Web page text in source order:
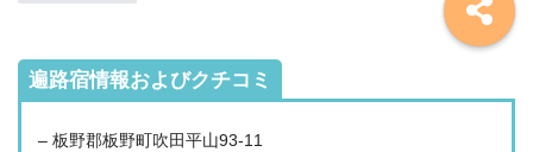
遍路宿情報およびクチコミ
– 板野郡板野町吹田平山93-11